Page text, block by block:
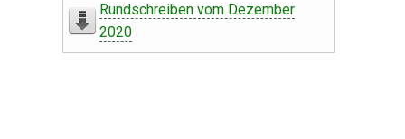
Rundschreiben vom Dezember
2020